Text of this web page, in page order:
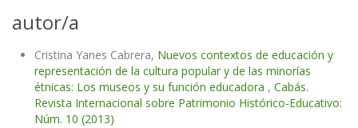
autor/a
Cristina Yanes Cabrera, Nuevos contextos de educación y
representación de la cultura popular y de las minorías
étnicas: Los museos y su función educadora , Cabás.
Revista Internacional sobre Patrimonio Histórico-Educativo:
Núm. 10 (2013)